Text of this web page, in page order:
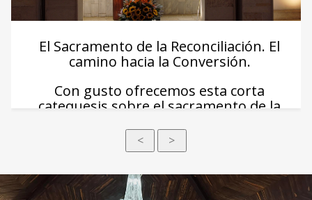
El Sacramento de la Reconciliación. El
camino hacia la Conversión.
Con gusto ofrecemos esta corta
catequesis sobre el sacramento de la
partes.
< >